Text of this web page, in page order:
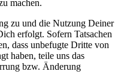
machen.
zu und die Nutzung Deiner
erfolgt. Sofern Tatsachen
dass unbefugte Dritte von
haben, teile uns das
bzw. Änderung